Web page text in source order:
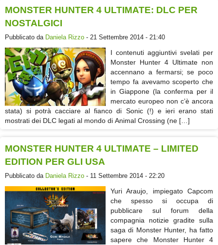
MONSTER HUNTER 4 ULTIMATE: DLC PER
NOSTALGICI
Pubblicato da Daniela Rizzo - 21 Settembre 2014 - 21:40
I contenuti aggiuntivi svelati per
Monster Hunter 4 Ultimate non
accennano a fermarsi; se poco
tempo fa avevamo scoperto che
in Giappone (la conferma per il
mercato europeo non c’è ancora
stata) si potrà cacciare al fianco di Sonic (!) e ieri erano stati
mostrati dei DLC legati al mondo di Animal Crossing (ne […]
MONSTER HUNTER 4 ULTIMATE – LIMITED
EDITION PER GLI USA
Pubblicato da Daniela Rizzo - 11 Settembre 2014 - 22:20
Yuri Araujo, impiegato Capcom
che spesso si occupa di
pubblicare sul forum della
compagnia notizie gradite sulla
saga di Monster Hunter, ha fatto
sapere che Monster Hunter 4